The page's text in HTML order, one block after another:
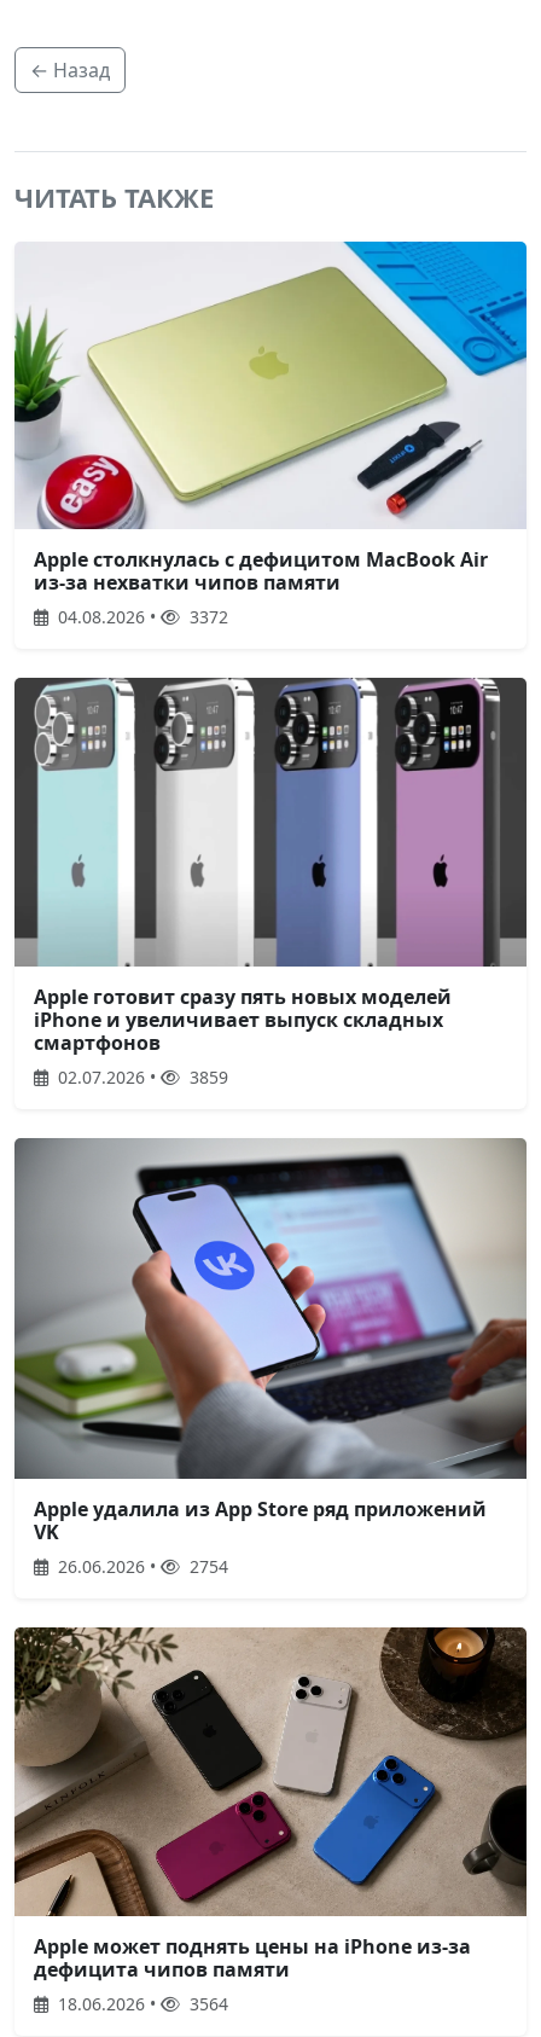
← Назад
ЧИТАТЬ ТАКЖЕ
Apple столкнулась с дефицитом MacBook Air
из-за нехватки чипов памяти
04.08.2026 • 3372
Apple готовит сразу пять новых моделей
iPhone и увеличивает выпуск складных
смартфонов
02.07.2026 • 3859
Apple удалила из App Store ряд приложений
VK
26.06.2026 • 2754
Apple может поднять цены на iPhone из-за
дефицита чипов памяти
18.06.2026 • 3564